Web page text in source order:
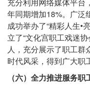
年同期增加18%。广泛
成功举办了“精彩人生•
立了“文化宫职工戏迷
人，充分展示了职工群
时代风采，得到广大职
（六）全力推进服务职